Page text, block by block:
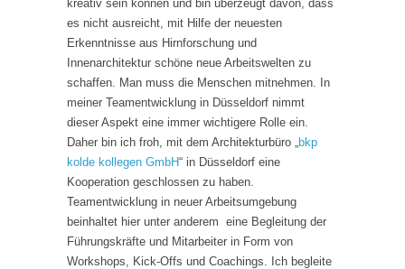
kreativ sein können und bin überzeugt davon, dass
es nicht ausreicht, mit Hilfe der neuesten
Erkenntnisse aus Hirnforschung und
Innenarchitektur schöne neue Arbeitswelten zu
schaffen. Man muss die Menschen mitnehmen. In
meiner Teamentwicklung in Düsseldorf nimmt
dieser Aspekt eine immer wichtigere Rolle ein.
Daher bin ich froh, mit dem Architekturbüro „bkp
kolde kollegen GmbH“ in Düsseldorf eine
Kooperation geschlossen zu haben.
Teamentwicklung in neuer Arbeitsumgebung
beinhaltet hier unter anderem eine Begleitung der
Führungskräfte und Mitarbeiter in Form von
Workshops, Kick-Offs und Coachings. Ich begleite